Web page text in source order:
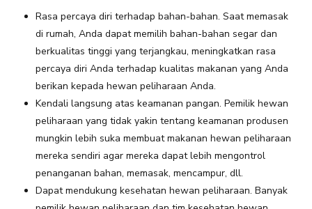
Rasa percaya diri terhadap bahan-bahan. Saat memasak
di rumah, Anda dapat memilih bahan-bahan segar dan
berkualitas tinggi yang terjangkau, meningkatkan rasa
percaya diri Anda terhadap kualitas makanan yang Anda
berikan kepada hewan peliharaan Anda.
Kendali langsung atas keamanan pangan. Pemilik hewan
peliharaan yang tidak yakin tentang keamanan produsen
mungkin lebih suka membuat makanan hewan peliharaan
mereka sendiri agar mereka dapat lebih mengontrol
penanganan bahan, memasak, mencampur, dll.
Dapat mendukung kesehatan hewan peliharaan. Banyak